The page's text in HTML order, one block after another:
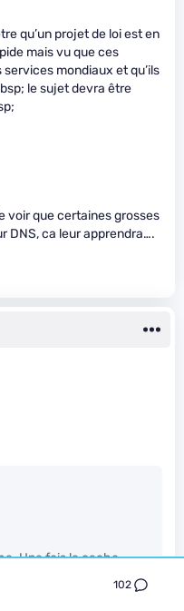
102
qu’un projet de loi est en
mais vu que ces
mondiaux et qu’ils
le sujet devra être
voir que certaines grosses
DNS, ca leur apprendra….
Une fois le cache
Dyn (pour la zone
Le DNS de FDN ne